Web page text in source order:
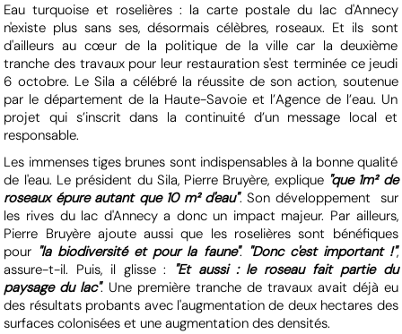
Eau turquoise et roselières : la carte postale du lac d'Annecy
n'existe plus sans ses, désormais célèbres, roseaux. Et ils sont
d'ailleurs au cœur de la politique de la ville car la deuxième
tranche des travaux pour leur restauration s'est terminée ce jeudi
6 octobre. Le Sila a célébré la réussite de son action, soutenue
par le département de la Haute-Savoie et l’Agence de l’eau. Un
projet qui s’inscrit dans la continuité d’un message local et
responsable.
Les immenses tiges brunes sont indispensables à la bonne qualité
de l'eau. Le président du Sila, Pierre Bruyère, explique "que 1m² de
roseaux épure autant que 10 m² d'eau". Son développement sur
les rives du lac d'Annecy a donc un impact majeur. Par ailleurs,
Pierre Bruyère ajoute aussi que les roselières sont bénéfiques
pour "la biodiversité et pour la faune". "Donc c'est important !",
assure-t-il. Puis, il glisse : "Et aussi : le roseau fait partie du
paysage du lac". Une première tranche de travaux avait déjà eu
des résultats probants avec l'augmentation de deux hectares des
surfaces colonisées et une augmentation des densités.